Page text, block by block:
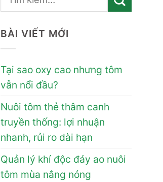
BÀI VIẾT MỚI
Tại sao oxy cao nhưng tôm
vẫn nổi đầu?
Nuôi tôm thẻ thâm canh
truyền thống: lợi nhuận
nhanh, rủi ro dài hạn
Quản lý khí độc đáy ao nuôi
tôm mùa nắng nóng